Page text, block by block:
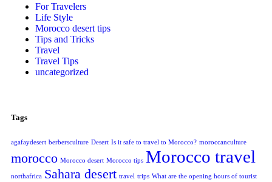
For Travelers
Life Style
Morocco desert tips
Tips and Tricks
Travel
Travel Tips
uncategorized
Tags
agafaydesert berbersculture Desert Is it safe to travel to Morocco? moroccanculture
morocco Morocco desert Morocco tips Morocco travel
northafrica Sahara desert travel trips What are the opening hours of tourist